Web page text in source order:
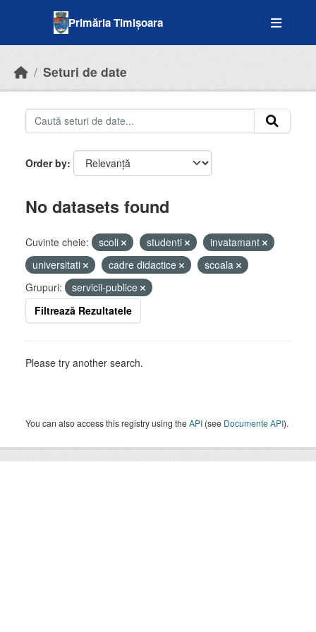
Primăria Timișoara
Seturi de date
Order by
No datasets found
Cuvinte cheie: scoli studenti
invatamant
universitati
cadre didactice
scoala
Grupuri:
servicii-publice
Filtrează Rezultatele
Please try another search.
You can also access this registry using theAPI (see Documente API).